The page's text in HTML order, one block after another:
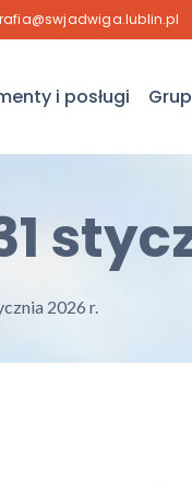
i posługi
2026 r.